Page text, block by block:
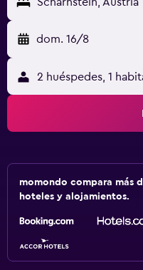
dom. 16/8
2 huéspedes, 1
momondo compara más
hoteles y alojamientos.